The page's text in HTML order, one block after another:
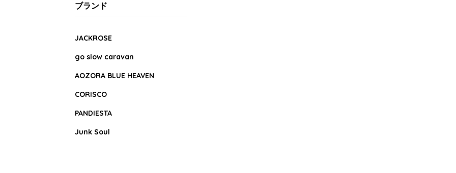
ブランド
JACKROSE
go slow caravan
AOZORA BLUE HEAVEN
CORISCO
PANDIESTA
Junk Soul